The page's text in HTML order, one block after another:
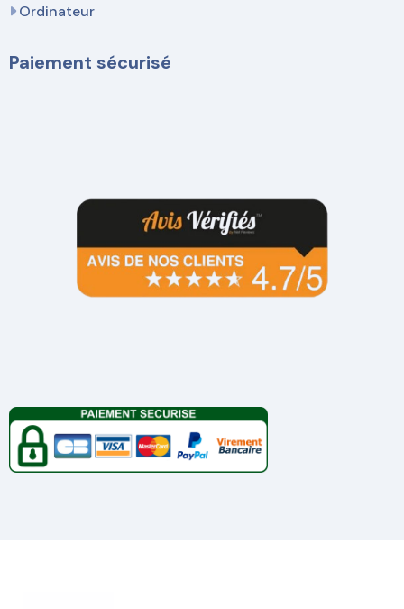
Ordinateur
Paiement sécurisé